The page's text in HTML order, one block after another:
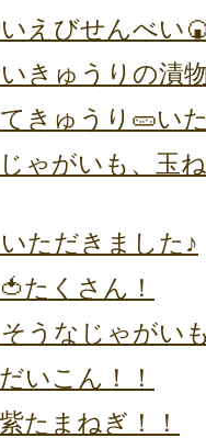
えびせんべい
きゅうりの漬
きゅうり🥒い
ゃがいも、玉
ただきました♪
たくさん！
うなじゃがい
いこん！！
たまねぎ！！